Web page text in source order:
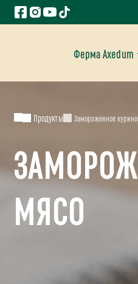
Ферма Axedum
Продукты Замороженное
МЯСО